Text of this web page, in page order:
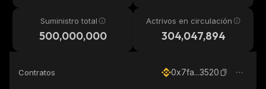
Suministro total
500,000,000
Actrivos en circulación
304,047,894
Contratos 0x7fa...3520